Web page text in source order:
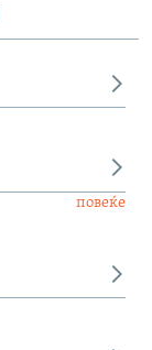
повеќе